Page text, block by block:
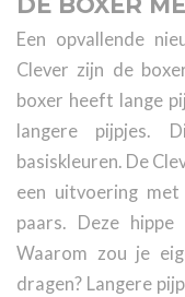
Een opvallende
Clever zijn de
boxer heeft lange
langere pijpjes.
basiskleuren. De
een uitvoering
paars. Deze
Waarom zou je
dragen? Langere